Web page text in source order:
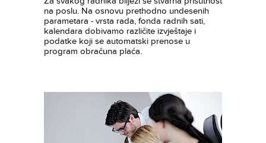
na poslu. Na osnovu prethodno undesenih
parametara - vrsta rada, fonda radnih sati,
kalendara dobivamo različite izvještaje i
podatke koji se automatski prenose u
program obračuna plaća.